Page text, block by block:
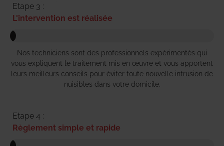
Etape 3 :
L'intervention est réalisée
Nos techniciens sont des professionnels expérimentés qui
vous expliquent le traitement mis en œuvre et vous apportent
leurs meilleurs conseils pour éviter toute nouvelle intrusion de
nuisibles dans votre domicile.
Etape 4 :
Règlement simple et rapide